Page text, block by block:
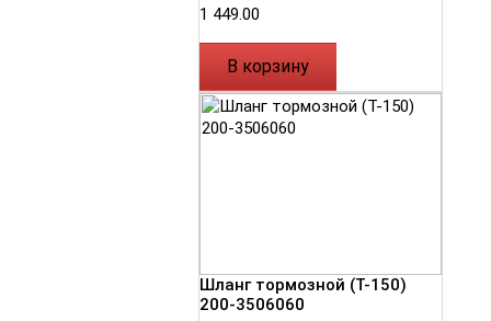
1 449.00
В корзину
Шланг тормозной (Т-150)
200-3506060